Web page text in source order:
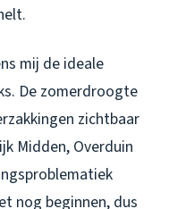
mij de ideale
De zomerdroogte
zichtbaar
Midden, Overduin
nog beginnen, dus